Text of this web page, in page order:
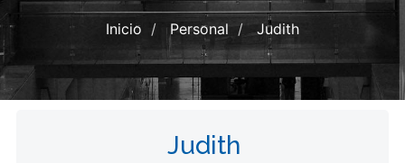
Inicio Personal Judith
Judith